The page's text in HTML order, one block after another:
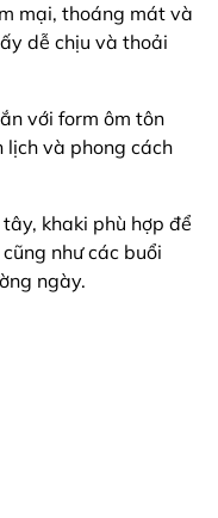
mại, thoáng mát và
dễ chịu và thoải
với form ôm tôn
lịch và phong cách
khaki phù hợp để
như các buổi
ngày.